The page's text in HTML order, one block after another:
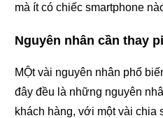
mà ít có chiếc smartphone
Nguyên nhân cần thay
MỘt vài nguyên nhân phổ
đây đều là những nguyên
khách hàng, với một vài chia